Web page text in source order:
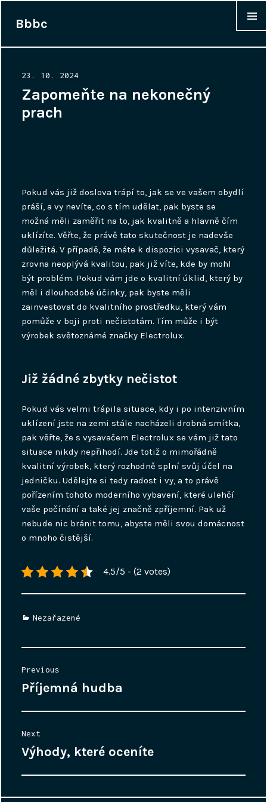
Bbbc
Posted
on
23. 10. 2024
Zapomeňte na nekonečný
prach
Pokud vás již doslova trápí to, jak se ve vašem obydlí
práší, a vy nevíte, co s tím udělat, pak byste se
možná měli zaměřit na to, jak kvalitně a hlavně čím
uklízíte. Věřte, že právě tato skutečnost je nadevše
důležitá. V případě, že máte k dispozici vysavač, který
zrovna neoplývá kvalitou, pak již víte, kde by mohl
být problém. Pokud vám jde o kvalitní úklid, který by
měl i dlouhodobé účinky, pak byste měli
zainvestovat do kvalitního prostředku, který vám
pomůže v boji proti nečistotám. Tím může i být
výrobek světoznámé značky Electrolux.
Již žádné zbytky nečistot
Pokud vás velmi trápila situace, kdy i po intenzivním
uklízení jste na zemi stále nacházeli drobná smítka,
pak věřte, že svysavačem Electrolux se vám již tato
situace nikdy nepřihodí. Jde totiž o mimořádně
kvalitní výrobek, který rozhodně splní svůj účel na
jedničku. Udělejte si tedy radost i vy, a to právě
pořízením tohoto moderního vybavení, které ulehčí
vaše počínání a také jej značně zpříjemní. Pak už
nebude nic bránit tomu, abyste měli svou domácnost
o mnoho čistější.
4.5/5 - (2 votes)
Categories
Nezařazené
pro
Previous
Previous
Příjemná hudba
Next
Next
Výhody, které oceníte